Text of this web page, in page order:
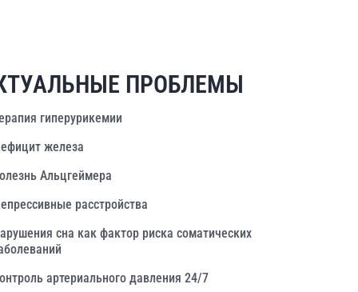
ПРОБЛЕМЫ
гиперурикемии
железа
Альцгеймера
расстройства
сна как фактор риска соматических
артериального давления 24/7